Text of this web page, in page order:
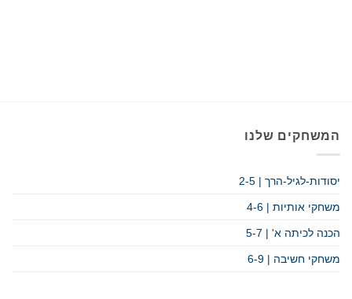
המשחקים שלנו
יסודות-לגיל-הרך | 2-5
משחקי אותיות | 4-6
הכנה לכיתה א' | 5-7
משחקי חשיבה | 6-9